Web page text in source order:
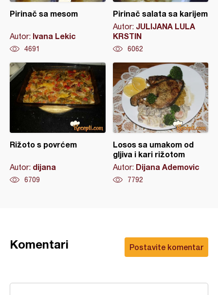
Pirinač sa mesom
Autor: Ivana Lekic
4691
Pirinač salata sa karijem
Autor: JULIJANA LULA
KRSTIN
6062
Rižoto s povrćem
Autor: dijana
6709
Losos sa umakom od
gljiva i kari rižotom
Autor: Dijana Ademovic
7792
Postavite komentar
Komentari